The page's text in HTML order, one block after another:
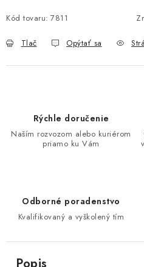
Kód tovaru: 7811
Tlač Opýtať sa
Rýchle doručenie
Naším rozvozom alebo kuriérom
priamo ku Vám
Odborné poradenstvo
Kvalifikovaný a vyškolený tím